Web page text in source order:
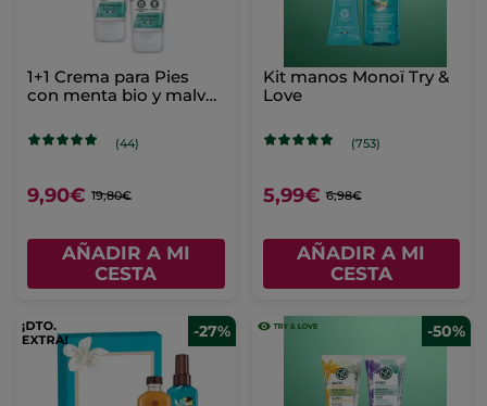
1+1 Crema para Pies
con menta bio y malva
(44)
9,90€ 19,80€
AÑADIR A MI
CESTA
Kit manos Monoï Try &
Love
(753)
5,99€ 6,98€
AÑADIR A MI
CESTA
-27% -50%